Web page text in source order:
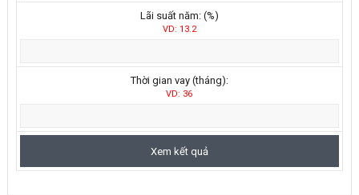
Lãi suất năm: (%)
VD: 13.2
Thời gian vay (tháng):
VD: 36